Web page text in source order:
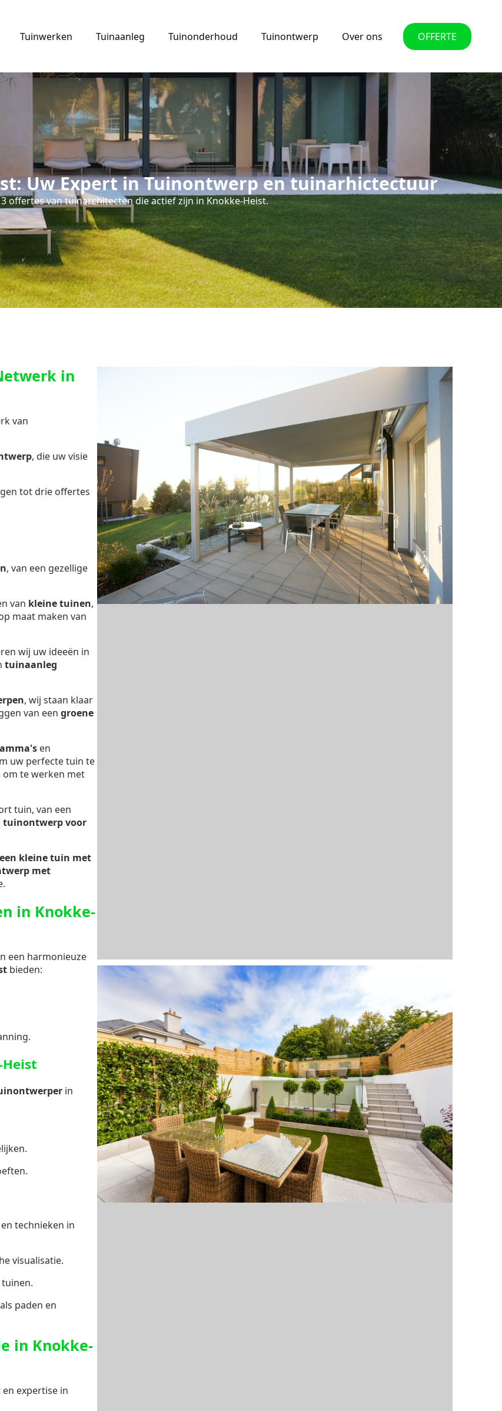
Tuinwerken Tuinaanleg Tuinonderhoud Tuinontwerp Over ons OFFERTE
Uw Expert in Tuinontwerp en tuinarhictectuur
offertes van tuinarchitecten die actief zijn in Knokke-Heist.
in
van
, die uw visie
tot drie offertes
, van een gezellige
van kleine tuinen,
maat maken van
wij uw ideeën in
tuinaanleg
, wij staan klaar
van een groene
en
uw perfecte tuin te
te werken met
tuin, van een
tuinontwerp voor
kleine tuin met
met
in Knokke-
een harmonieuze
bieden:
in
technieken in
visualisatie.
paden en
in Knokke-
expertise in